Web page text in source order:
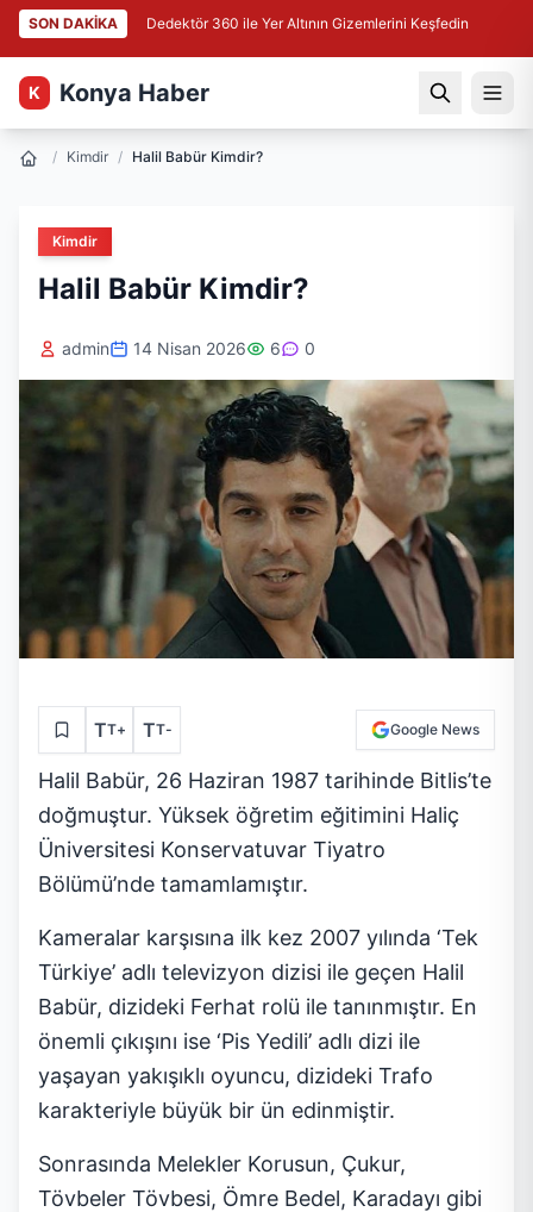
SON DAKİKA Dedektör 360 ile Yer Altının Gizemlerini Keşfedin
K Konya Haber
/ Kimdir / Halil Babür Kimdir?
Kimdir
Halil Babür Kimdir?
admin 14 Nisan 2026 6 0
TT+ TT- Google News
Halil Babür, 26 Haziran 1987 tarihinde Bitlis’te
doğmuştur. Yüksek öğretim eğitimini Haliç
Üniversitesi Konservatuvar Tiyatro
Bölümü’nde tamamlamıştır.
Kameralar karşısına ilk kez 2007 yılında ‘Tek
Türkiye’ adlı televizyon dizisi ile geçen Halil
Babür, dizideki Ferhat rolü ile tanınmıştır. En
önemli çıkışını ise ‘Pis Yedili’ adlı dizi ile
yaşayan yakışıklı oyuncu, dizideki Trafo
karakteriyle büyük bir ün edinmiştir.
Sonrasında Melekler Korusun, Çukur,
Tövbeler Tövbesi, Ömre Bedel, Karadayı gibi